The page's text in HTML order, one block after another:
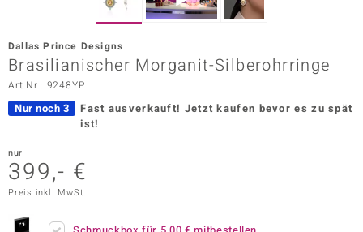
Vogue
Dallas Prince Designs
Brasilianischer Morganit-Silberohrringe
Art.Nr.: 9248YP
Nur noch 3 Fast ausverkauft! Jetzt kaufen bevor es zu spät
ist!
nur
399,- €
Preis inkl. MwSt.